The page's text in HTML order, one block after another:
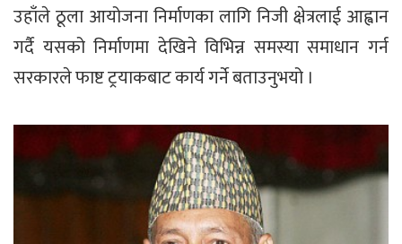
उहाँले ठूला आयोजना निर्माणका लागि निजी क्षेत्रलाई आह्वान
गर्दै यसको निर्माणमा देखिने विभिन्न समस्या समाधान गर्न
सरकारले फाष्ट ट्रयाकबाट कार्य गर्ने बताउनुभयो ।